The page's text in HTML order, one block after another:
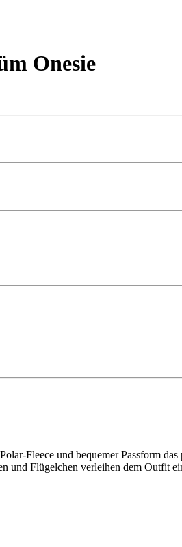
Onesie
Fleece und bequemer Passform
und Flügelchen verleihen dem Outfit